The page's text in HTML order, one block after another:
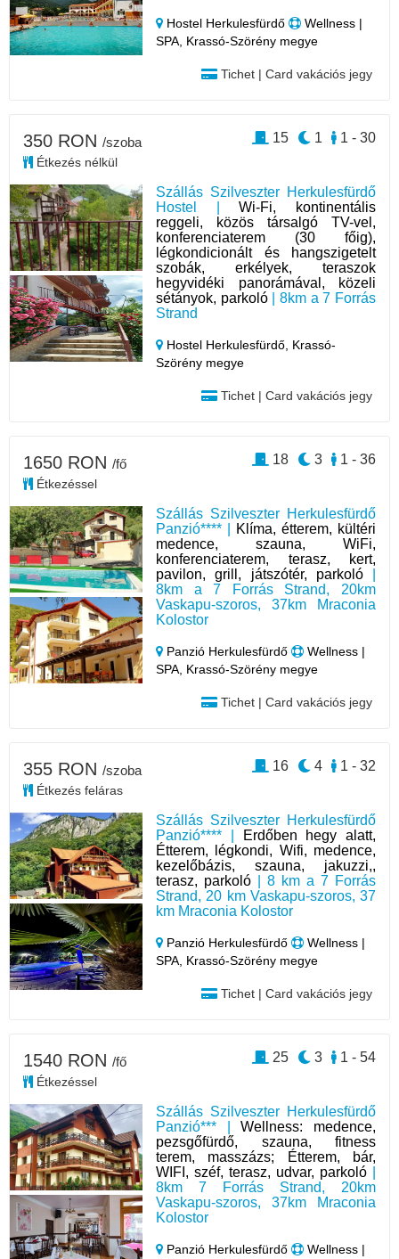
Hostel Herkulesfürdő
Wellness |
SPA, Krassó-Szörény megye
Tichet | Card vakációs jegy
Szállás Szilveszter Herkulesfürdő
Hostel |Wi-Fi, kontinentális
reggeli, közös társalgó TV-vel,
konferenciaterem (30 főig),
légkondicionált és hangszigetelt
szobák, erkélyek, teraszok
hegyvidéki panorámával, közeli
sétányok, parkoló| 8km a 7 Forrás
Strand
Hostel Herkulesfürdő, Krassó-
Szörény megye
Tichet | Card vakációs jegy
350 RON /szoba
Étkezés nélkül
1 - 30
1
15
Szállás Szilveszter Herkulesfürdő
Panzió**** |
Klíma, étterem, kültéri
medence, szauna, WiFi,
konferenciaterem, terasz, kert,
pavilon, grill, játszótér, parkoló|
8km a 7 Forrás Strand, 20km
Vaskapu-szoros, 37km Mraconia
Kolostor
Panzió Herkulesfürdő
Wellness |
SPA, Krassó-Szörény megye
Tichet | Card vakációs jegy
1650 RON /fő
Étkezéssel
1 - 36
3
18
Szállás Szilveszter Herkulesfürdő
Panzió**** |
Erdőben hegy alatt,
Étterem, légkondi, Wifi, medence,
kezelőbázis, szauna, jakuzzi,,
terasz, parkoló | 8 km a 7 Forrás
Strand, 20 km Vaskapu-szoros, 37
km Mraconia Kolostor
Panzió Herkulesfürdő
Wellness |
SPA, Krassó-Szörény megye
Tichet | Card vakációs jegy
355 RON /szoba
Étkezés feláras
1 - 32
4
16
Szállás Szilveszter Herkulesfürdő
Panzió*** |Wellness: medence,
pezsgőfürdő, szauna, fitness
terem, masszázs; Étterem, bár,
WIFI, széf, terasz, udvar, parkoló
8km 7 Forrás Strand, 20km
Vaskapu-szoros, 37km Mraconia
Kolostor
Panzió Herkulesfürdő
Wellness |
1540 RON /fő
Étkezéssel
1 - 54
3
25